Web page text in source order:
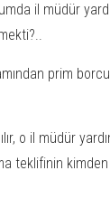
il müdür
prim borcu
o il müdür
teklifinin